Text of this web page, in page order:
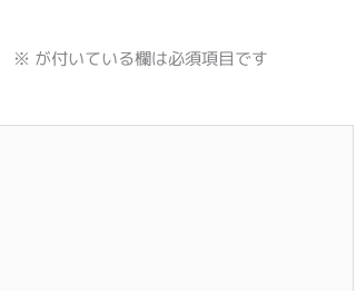
※ が付いている欄は必須項目です